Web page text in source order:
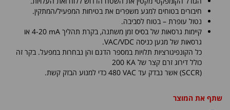
חיבורים בטוחים למגע משפרים את בטיחות המפעיל/המתקין.
נטול עופרת – בטוח לסביבה.
קיימות גרסאות של בסיס זמן משתנה, בקרת תהליך 4-20 mA או
גרסאות של מגען כניסה VAC/VDC.
כל הקונפיגורציות תלויות במספר הדגם והן נבחרות במפעל. בקר זה
כולל דירוג זרם קצר של 200 KA
(SCCR) אשר נבדק עד
480 VAC כדי למנוע הבזק קשת.
שתף את המוצר